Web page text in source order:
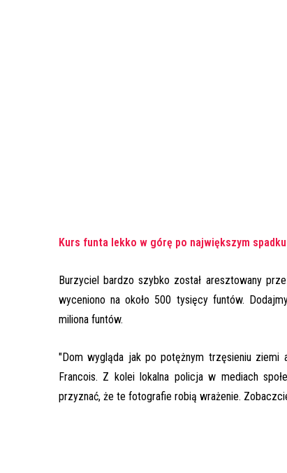
Kurs funta lekko w górę po największym
Burzyciel bardzo szybko został aresztowany
wyceniono na około 500 tysięcy funtów.
miliona funtów.
"Dom wygląda jak po potężnym trzęsieniu ziemi
Francois. Z kolei lokalna policja w mediach
przyznać, że te fotografie robią wrażenie.